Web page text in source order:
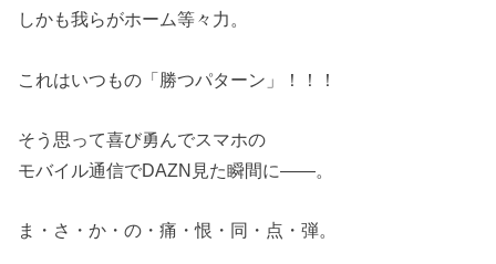
しかも我らがホーム等々力。
これはいつもの「勝つパターン」！！！
そう思って喜び勇んでスマホの
モバイル通信でDAZN見た瞬間に――。
ま・さ・か・の・痛・恨・同・点・弾。